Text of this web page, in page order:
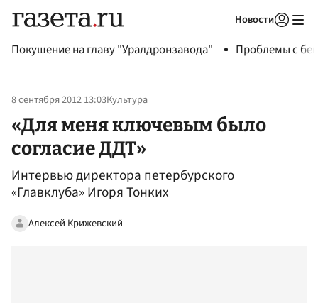
Новости
Покушение на главу "Уралдронзавода" Проблемы с
8 сентября 2012 13:03Культура
«Для меня ключевым было
согласие ДДТ»
Интервью директора петербурского
«Главклуба» Игоря Тонких
Алексей Крижевский